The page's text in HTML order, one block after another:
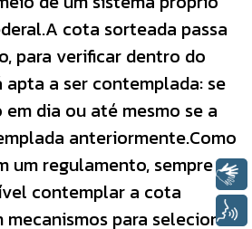
cota sorteada passa
para verificar dentro do
apta a ser contemplada: se
dia ou até mesmo se a
anteriormente.Como
um regulamento, sempre
contemplar a cota
para selecionar
Libras
Voz